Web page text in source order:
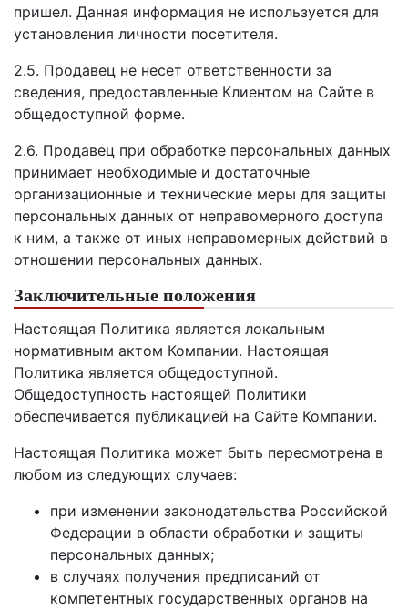
пришел. Данная информация не используется для
установления личности посетителя.
2.5. Продавец не несет ответственности за
сведения, предоставленные Клиентом на Сайте в
общедоступной форме.
2.6. Продавец при обработке персональных данных
принимает необходимые и достаточные
организационные и технические меры для защиты
персональных данных от неправомерного доступа
к ним, а также от иных неправомерных действий в
отношении персональных данных.
Заключительные положения
Настоящая Политика является локальным
нормативным актом Компании. Настоящая
Политика является общедоступной.
Общедоступность настоящей Политики
обеспечивается публикацией на Сайте Компании.
Настоящая Политика может быть пересмотрена в
любом из следующих случаев:
при изменении законодательства Российской
Федерации в области обработки и защиты
персональных данных;
в случаях получения предписаний от
компетентных государственных органов на